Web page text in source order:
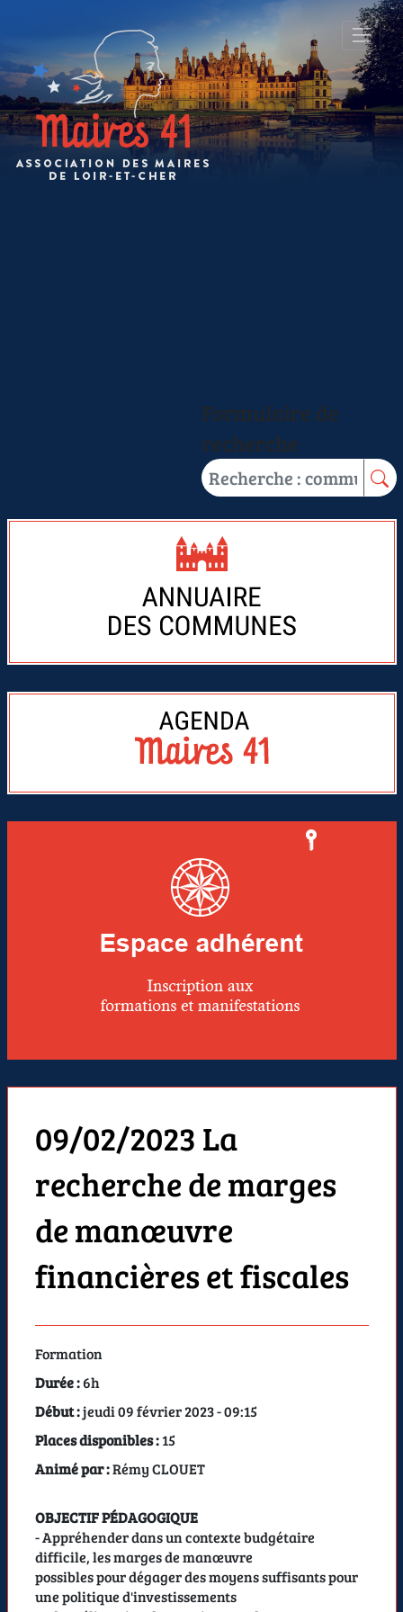
Formulaire de
recherche
09/02/2023 La
recherche de marges
de manœuvre
financières et fiscales
Formation
Durée :6h
Début :jeudi 09 février 2023 - 09:15
Places disponibles :15
Animé par :Rémy CLOUET
OBJECTIF PÉDAGOGIQUE
- Appréhender dans un contexte budgétaire
difficile, les marges de manœuvre
possibles pour dégager des moyens suffisants pour
une politique d'investissements